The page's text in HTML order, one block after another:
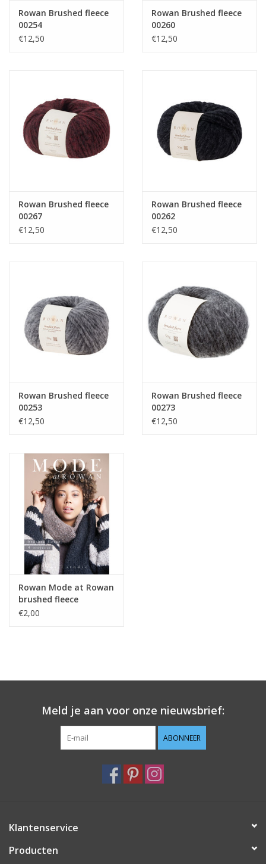
Rowan Brushed fleece
00254
€12,50
Rowan Brushed fleece
00260
€12,50
Rowan Brushed fleece
00267
€12,50
Rowan Brushed fleece
00262
€12,50
Rowan Brushed fleece
00253
€12,50
Rowan Brushed fleece
00273
€12,50
Rowan Mode at Rowan
brushed fleece
€2,00
Meld je aan voor onze nieuwsbrief:
ABONNEER
Klantenservice
Producten